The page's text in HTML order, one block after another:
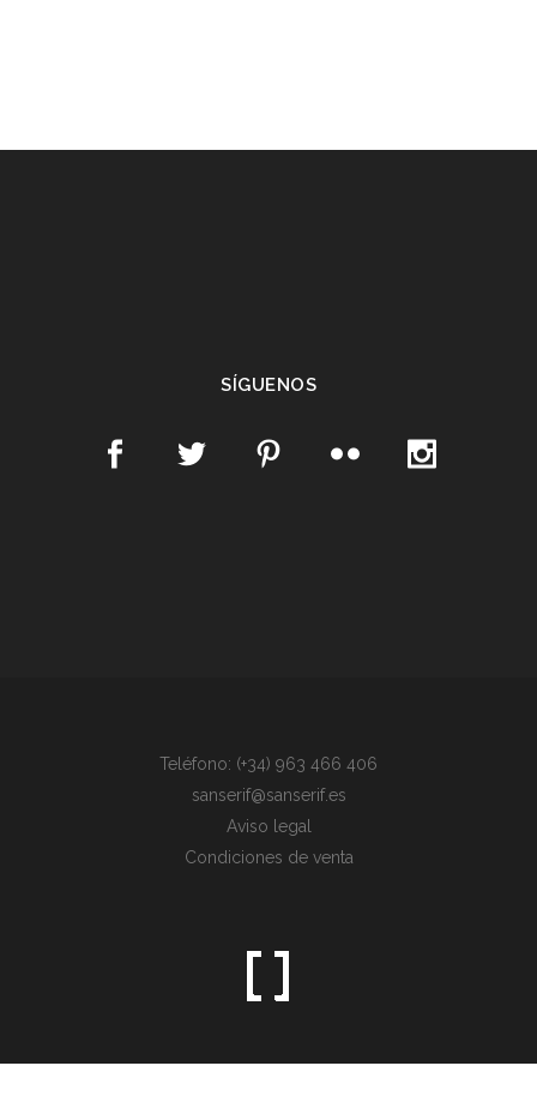
SÍGUENOS
Teléfono: (+34) 963 466 406
sanserif@sanserif.es
Aviso legal
Condiciones de venta